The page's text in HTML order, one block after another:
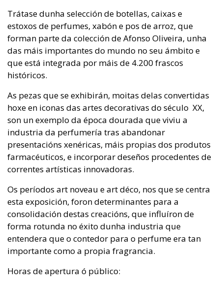
Trátase dunha selección de botellas, caixas e
estoxos de perfumes, xabón e pos de arroz, que
forman parte da colección de Afonso Oliveira, unha
das máis importantes do mundo no seu ámbito e
que está integrada por máis de 4.200 frascos
históricos.
As pezas que se exhibirán, moitas delas convertidas
hoxe en iconas das artes decorativas do século XX,
son un exemplo da época dourada que viviu a
industria da perfumería tras abandonar
presentacións xenéricas, máis propias dos produtos
farmacéuticos, e incorporar deseños procedentes de
correntes artísticas innovadoras.
Os períodos art noveau e art déco, nos que se centra
esta exposición, foron determinantes para a
consolidación destas creacións, que influíron de
forma rotunda no éxito dunha industria que
entendera que o contedor para o perfume era tan
importante como a propia fragrancia.
Horas de apertura ó público: